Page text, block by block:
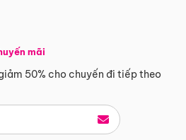
mãi
50% cho chuyến đi tiếp theo